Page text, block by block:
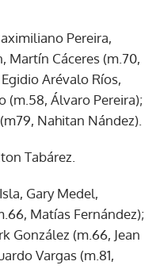
Pereira,
Martín Cáceres (m.70,
Arévalo Ríos,
(m.58, Álvaro Pereira);
Nahitan Nández).
Tabárez.
Gary Medel,
Matías Fernández);
González (m.66, Jean
Vargas (m.81,